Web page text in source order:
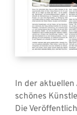
In der aktuellen
schönes
Die